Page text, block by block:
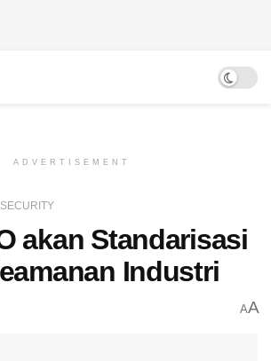
ADVERTISEMENT
akan Standarisasi
Industri
AA